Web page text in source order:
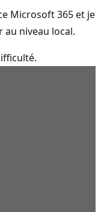
Microsoft 365 et je
au niveau local.